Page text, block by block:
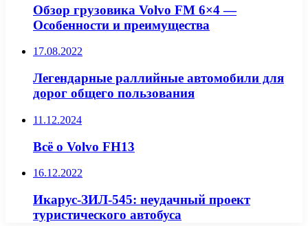
Обзор грузовика Volvo FM 6×4 —
Особенности и преимущества
17.08.2022
Легендарные раллийные автомобили для
дорог общего пользования
11.12.2024
Всё о Volvo FH13
16.12.2022
Икарус-ЗИЛ-545: неудачный проект
туристического автобуса